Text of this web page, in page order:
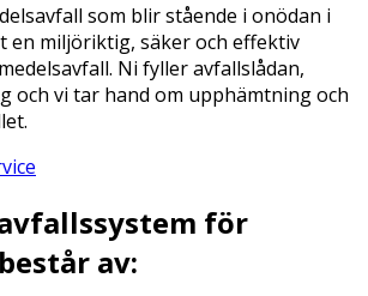
som blir stående i onödan i
en miljöriktig, säker och effektiv
Ni fyller avfallslådan,
och vi tar hand om upphämtning och
för
av: